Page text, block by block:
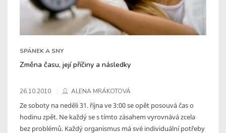
SPÁNEK A SNY
Změna času, její příčiny a následky
26.10.2010 ALENA MRÁKOTOVÁ
Ze soboty na neděli 31. října ve 3:00 se opět posouvá čas o
hodinu zpět. Ne každý se s tímto zásahem vyrovnává zcela
bez problémů. Každý organismus má své individuální potřeby